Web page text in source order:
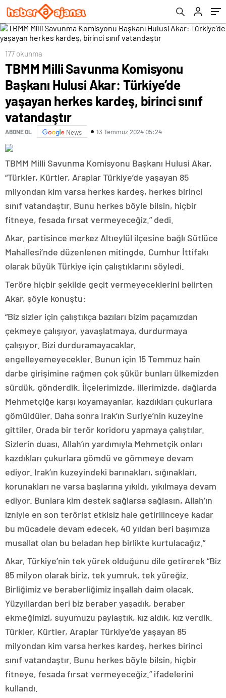
kardeş, birinci sınıf vatandaştır
177 okunma
TBMM Milli Savunma Komisyonu
Başkanı Hulusi Akar: Türkiye’de
yaşayan herkes kardeş, birinci sınıf
vatandaştır
ABONE OL News 13 Temmuz 2024 05:24
TBMM Milli Savunma Komisyonu Başkanı Hulusi Akar,
“Türkler, Kürtler, Araplar Türkiye’de yaşayan 85
milyondan kim varsa herkes kardeş, herkes birinci
sınıf vatandaştır. Bunu herkes böyle bilsin, hiçbir
fitneye, fesada fırsat vermeyeceğiz.” dedi.
Akar, partisince merkez Altıeylül ilçesine bağlı Sütlüce
Mahallesi’nde düzenlenen mitingde, Cumhur İttifakı
olarak büyük Türkiye için çalıştıklarını söyledi.
Teröre hiçbir şekilde geçit vermeyeceklerini belirten
Akar, şöyle konuştu:
“Biz sizler için çalıştıkça bazıları bizim paçamızdan
çekmeye çalışıyor, yavaşlatmaya, durdurmaya
çalışıyor. Bizi durduramayacaklar,
engelleyemeyecekler. Bunun için 15 Temmuz hain
darbe girişimine rağmen çok şükür bunları ülkemizden
sürdük, gönderdik. İlçelerimizde, illerimizde, dağlarda
Mehmetçiğe karşı koyamayanlar, kazdıkları çukurlara
gömüldüler. Daha sonra Irak’ın Suriye’nin kuzeyine
gittiler. Orada bir terör koridoru yapmaya çalıştılar.
Sizlerin duası, Allah’ın yardımıyla Mehmetçik onları
kazdıkları çukurlara gömdü ve gömmeye devam
ediyor. Irak’ın kuzeyindeki barınakları, sığınakları,
korunakları ne varsa başlarına yıkıldı, yıkılmaya devam
ediyor. Bunlara kim destek sağlarsa sağlasın, Allah’ın
izniyle en son terörist etkisiz hale getirilinceye kadar
bu mücadele devam edecek, 40 yıldan beri başımıza
musallat olan bu beladan hep birlikte kurtulacağız.”
Akar, Türkiye’nin tek yürek olduğunu dile getirerek “Biz
85 milyon olarak biriz, tek yumruk, tek yüreğiz.
Birliğimiz ve beraberliğimiz inşallah daim olacak.
Yüzyıllardan beri biz beraber yaşadık, beraber
ekmeğimizi, suyumuzu paylaştık, kız aldık, kız verdik.
Türkler, Kürtler, Araplar Türkiye’de yaşayan 85
milyondan kim varsa herkes kardeş, herkes birinci
sınıf vatandaştır. Bunu herkes böyle bilsin, hiçbir
fitneye, fesada fırsat vermeyeceğiz.” ifadelerini
kullandı.